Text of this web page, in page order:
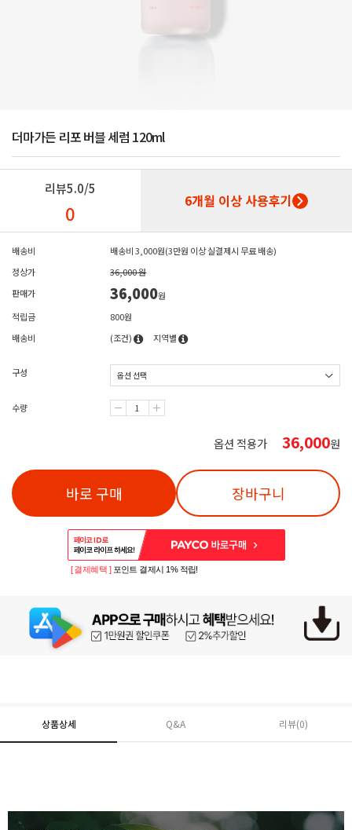
더마가든 리포 버블 세럼 120ml
리뷰5.0/5
0 6개월 이상 사용후기
배송비
배송비 3,000원(3만원 이상 실결제시 무료 배송)
정상가
36,000 원
판매가
36,000원
적립금
800원
배송비
(조건) 지역별
구성
수량
옵션 적용가 36,000원
바로 구매 장바구니
[ 결제혜택 ] 포인트 결제시 1% 적립!
상품상세 Q&A 리뷰(0)